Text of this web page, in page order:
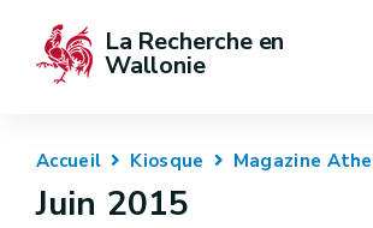
La Recherche en
Wallonie
Accueil Kiosque Magazine
Juin 2015